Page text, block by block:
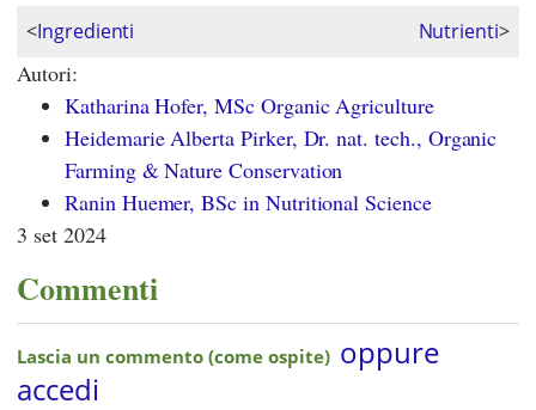
<Ingredienti Nutrienti>
Autori:
Katharina Hofer, MSc Organic Agriculture
Heidemarie Alberta Pirker, Dr. nat. tech., Organic
Farming & Nature Conservation
Ranin Huemer, BSc in Nutritional Science
3 set 2024
Commenti